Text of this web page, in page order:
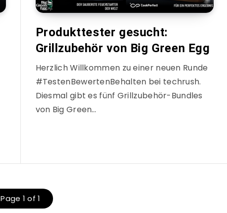
Produkttester gesucht:
Grillzubehör von Big Green Egg
Herzlich Willkommen zu einer neuen Runde
#TestenBewertenBehalten bei techrush.
Diesmal gibt es fünf Grillzubehör-Bundles
von Big Green…
Page 1 of 1